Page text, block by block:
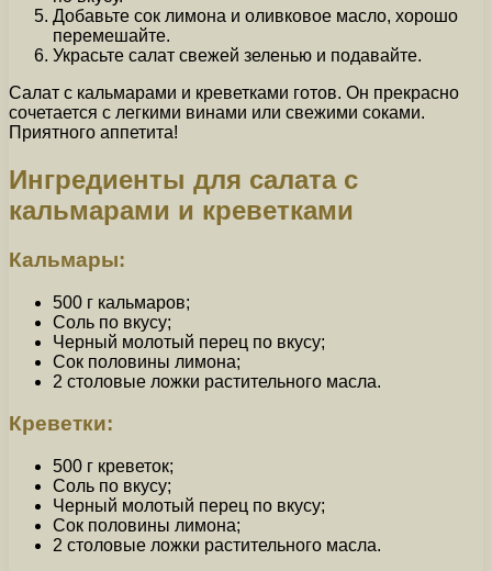
Добавьте сок лимона и оливковое масло, хорошо
перемешайте.
Украсьте салат свежей зеленью и подавайте.
Салат с кальмарами и креветками готов. Он прекрасно
сочетается с легкими винами или свежими соками.
Приятного аппетита!
Ингредиенты для салата с
кальмарами и креветками
Кальмары:
500 г кальмаров;
Соль по вкусу;
Черный молотый перец по вкусу;
Сок половины лимона;
2 столовые ложки растительного масла.
Креветки:
500 г креветок;
Соль по вкусу;
Черный молотый перец по вкусу;
Сок половины лимона;
2 столовые ложки растительного масла.